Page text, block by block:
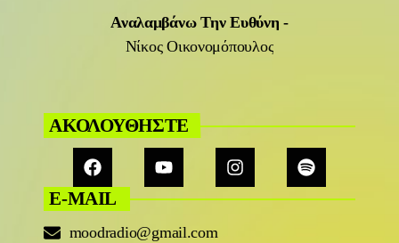
Αναλαμβάνω Την Ευθύνη -
Νίκος Οικονομόπουλος
ΑΚΟΛΟΥΘΗΣΤΕ
E-MAIL
moodradio@gmail.com